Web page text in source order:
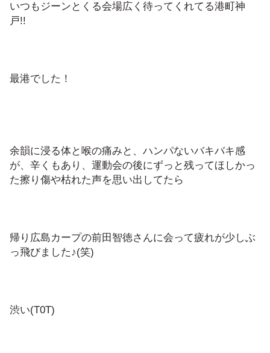
いつもジーンとくる会場広く待ってくれてる港町神
戸!!
最港でした！
余韻に浸る体と喉の痛みと、ハンパないバキバキ感
が、辛くもあり、運動会の後にずっと残ってほしかっ
た擦り傷や枯れた声を思い出してたら
帰り広島カープの前田智徳さんに会って疲れが少しぶ
っ飛びました♪(笑)
渋い(T0T)